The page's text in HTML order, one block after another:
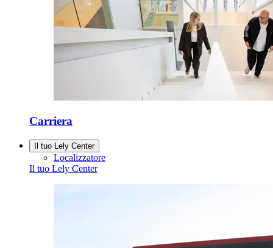
Carriera
Il tuo Lely Center
Localizzatore
Il tuo Lely Center